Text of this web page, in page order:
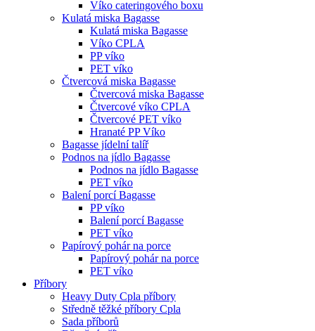
Víko cateringového boxu
Kulatá miska Bagasse
Kulatá miska Bagasse
Víko CPLA
PP víko
PET víko
Čtvercová miska Bagasse
Čtvercová miska Bagasse
Čtvercové víko CPLA
Čtvercové PET víko
Hranaté PP Víko
Bagasse jídelní talíř
Podnos na jídlo Bagasse
Podnos na jídlo Bagasse
PET víko
Balení porcí Bagasse
PP víko
Balení porcí Bagasse
PET víko
Papírový pohár na porce
Papírový pohár na porce
PET víko
Příbory
Heavy Duty Cpla příbory
Středně těžké příbory Cpla
Sada příborů